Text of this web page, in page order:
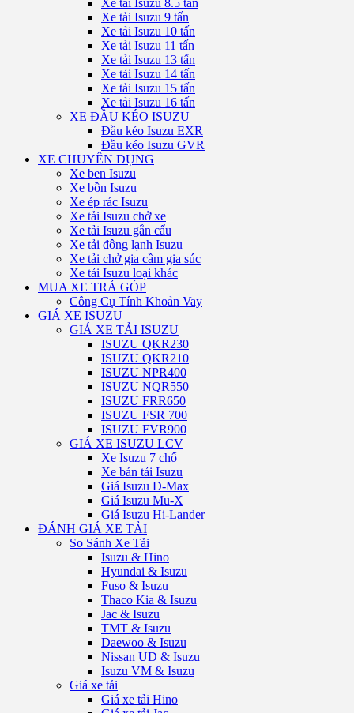
Xe tải Isuzu 8.5 tấn
Xe tải Isuzu 9 tấn
Xe tải Isuzu 10 tấn
Xe tải Isuzu 11 tấn
Xe tải Isuzu 13 tấn
Xe tải Isuzu 14 tấn
Xe tải Isuzu 15 tấn
Xe tải Isuzu 16 tấn
XE ĐẦU KÉO ISUZU
Đầu kéo Isuzu EXR
Đầu kéo Isuzu GVR
XE CHUYÊN DỤNG
Xe ben Isuzu
Xe bồn Isuzu
Xe ép rác Isuzu
Xe tải Isuzu chở xe
Xe tải Isuzu gắn cẩu
Xe tải đông lạnh Isuzu
Xe tải chở gia cầm gia súc
Xe tải Isuzu loại khác
MUA XE TRẢ GÓP
Công Cụ Tính Khoản Vay
GIÁ XE ISUZU
GIÁ XE TẢI ISUZU
ISUZU QKR230
ISUZU QKR210
ISUZU NPR400
ISUZU NQR550
ISUZU FRR650
ISUZU FSR 700
ISUZU FVR900
GIÁ XE ISUZU LCV
Xe Isuzu 7 chổ
Xe bán tải Isuzu
Giá Isuzu D-Max
Giá Isuzu Mu-X
Giá Isuzu Hi-Lander
ĐÁNH GIÁ XE TẢI
So Sánh Xe Tải
Isuzu & Hino
Hyundai & Isuzu
Fuso & Isuzu
Thaco Kia & Isuzu
Jac & Isuzu
TMT & Isuzu
Daewoo & Isuzu
Nissan UD & Isuzu
Isuzu VM & Isuzu
Giá xe tải
Giá xe tải Hino